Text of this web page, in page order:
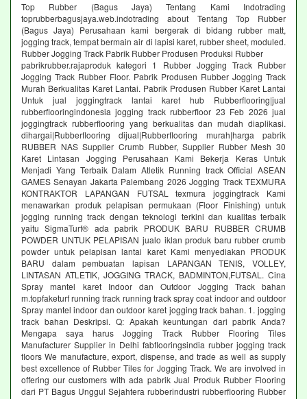
Top Rubber (Bagus Jaya) Tentang Kami Indotrading
toprubberbagusjaya.web.indotrading about Tentang Top Rubber
(Bagus Jaya) Perusahaan kami bergerak di bidang rubber matt,
jogging track, tempat bermain air di lapisi karet, rubber sheet, moduled.
Rubber Jogging Track Pabrik Rubber Produsen Produksi Rubber
pabrikrubber.rajaproduk kategori 1 Rubber Jogging Track Rubber
Jogging Track Rubber Floor. Pabrik Produsen Rubber Jogging Track
Murah Berkualitas Karet Lantai. Pabrik Produsen Rubber Karet Lantai
Untuk jual joggingtrack lantai karet hub Rubberflooring|jual
rubberflooringindonesia jogging track rubberfloor 23 Feb 2026 jual
joggingtrack rubberflooring yang berkualitas dan mudah diaplikasi.
dihargai|Rubberflooring dijual|Rubberflooring murah|harga pabrik
RUBBER NAS Supplier Crumb Rubber, Supplier Rubber Mesh 30
Karet Lintasan Jogging Perusahaan Kami Bekerja Keras Untuk
Menjadi Yang Terbaik Dalam Atletik Running track Official ASEAN
GAMES Senayan Jakarta Palembang 2026 Jogging Track TEXMURA
KONTRAKTOR LAPANGAN FUTSAL texmura joggingtrack Kami
menawarkan produk pelapisan permukaan (Floor Finishing) untuk
jogging running track dengan teknologi terkini dan kualitas terbaik
yaitu SigmaTurf® ada pabrik PRODUK BARU RUBBER CRUMB
POWDER UNTUK PELAPISAN jualo iklan produk baru rubber crumb
powder untuk pelapisan lantai karet Kami menyediakan PRODUK
BARU dalam pembuatan lapisan LAPANGAN TENIS, VOLLEY,
LINTASAN ATLETIK, JOGGING TRACK, BADMINTON,FUTSAL. Cina
Spray mantel karet Indoor dan Outdoor Jogging Track bahan
m.topfaketurf running track running track spray coat indoor and outdoor
Spray mantel indoor dan outdoor karet jogging track bahan. 1. jogging
track bahan Deskripsi. Q: Apakah keuntungan dari pabrik Anda?
Mengapa saya harus Jogging Track Rubber Flooring Tiles
Manufacturer Supplier in Delhi fabflooringsindia rubber jogging track
floors We manufacture, export, dispense, and trade as well as supply
best excellence of Rubber Tiles for Jogging Track. We are involved in
offering our customers with ada pabrik Jual Produk Rubber Flooring
dari PT Bagus Unggul Sejahtera rubberindustri rubberflooring Rubber